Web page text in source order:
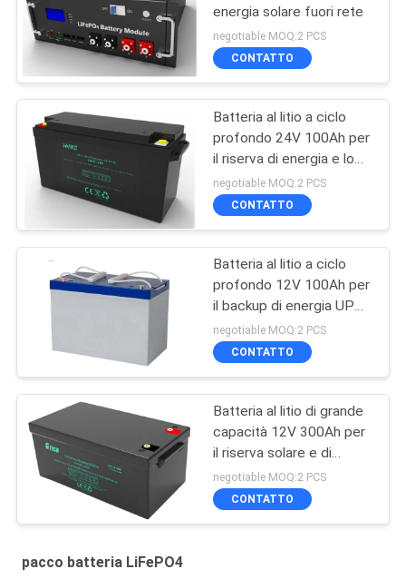
energia solare fuori rete
negotiable MOQ:2 PCS
CONTATTO
Batteria al litio a ciclo
profondo 24V 100Ah per
il riserva di energia e lo
stoccaggio dell'energia
negotiable MOQ:2 PCS
CONTATTO
Batteria al litio a ciclo
profondo 12V 100Ah per
il backup di energia UPS
e lo stoccaggio di
energia
negotiable MOQ:2 PCS
CONTATTO
Batteria al litio di grande
capacità 12V 300Ah per
il riserva solare e di
energia
negotiable MOQ:2 PCS
CONTATTO
pacco batteria LiFePO4